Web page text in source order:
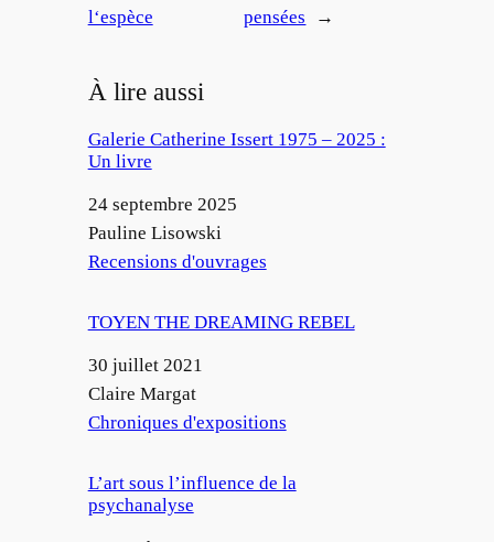
l‘espèce
pensées
→
À lire aussi
Galerie Catherine Issert 1975 – 2025 :
Un livre
Date
24 septembre 2025
Auteur
Pauline Lisowski
Par rapport à
Recensions d'ouvrages
TOYEN THE DREAMING REBEL
Date
30 juillet 2021
Auteur
Claire Margat
Par rapport à
Chroniques d'expositions
L’art sous l’influence de la
psychanalyse